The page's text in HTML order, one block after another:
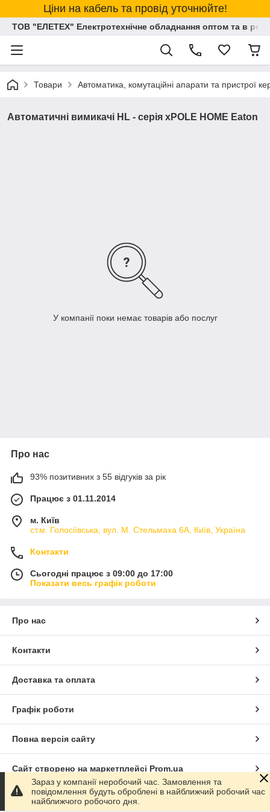
Ціни на кабель та провід уточнюйте!
ТОВ "ЕЛЕТЕХ" Електротехнічне обладнання оптом та в
Товари Автоматика, комутаційні апарати та пристрої
Автоматичні вимикачі HL - серія xPOLE HOME Eaton
У компанії поки немає товарів або послуг
Про нас
93% позитивних з 55 відгуків за рік
Працює з 01.11.2014
м. Київ
ст.м. Голосіївська, вул. М. Стельмаха 6А, Київ, Україна
Контакти
Сьогодні працює з 09:00 до 17:00
Показати весь графік роботи
Про нас
Контакти
Доставка та оплата
Графік роботи
Повна версія сайту
Сайт створено на маркетплейсі Prom.ua
Політика конфіденційності
Зараз у компанії неробочий час. Замовлення та
повідомлення будуть оброблені в найближчий робочий час
найближчого робочого дня.